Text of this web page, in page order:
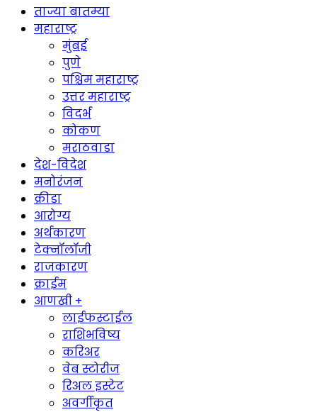
ताज्या बातम्या
महाराष्ट्र
मुंबई
पुणे
पश्चिम महाराष्ट्र
उत्तर महाराष्ट्र
विदर्भ
कोकण
मराठवाडा
देश-विदेश
मनोरंजन
क्रीडा
आरोग्य
अर्थकारण
टेक्नॉलॉजी
राजकारण
क्राईम
आणखी +
लाईफस्टाईल
राशिभविष्य
करिअर
वेब स्टोरीज
रिअल इस्टेट
अवर्गीकृत